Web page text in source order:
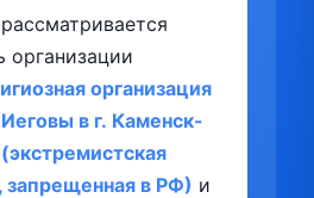
организации
организация
в г. Каменск-
запрещенная в РФ) и